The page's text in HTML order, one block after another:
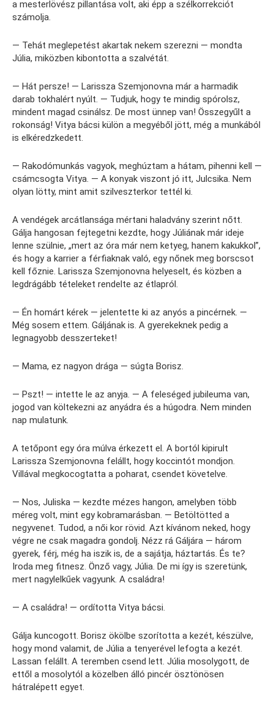
a mesterlövész pillantása volt, aki épp a szélkorrekciót
számolja.
— Tehát meglepetést akartak nekem szerezni — mondta
Júlia, miközben kibontotta a szalvétát.
— Hát persze! — Larissza Szemjonovna már a harmadik
darab tokhalért nyúlt. — Tudjuk, hogy te mindig spórolsz,
mindent magad csinálsz. De most ünnep van! Összegyűlt a
rokonság! Vitya bácsi külön a megyéből jött, még a munkából
is elkéredzkedett.
— Rakodómunkás vagyok, meghúztam a hátam, pihenni kell —
csámcsogta Vitya. — A konyak viszont jó itt, Julcsika. Nem
olyan lötty, mint amit szilveszterkor tettél ki.
A vendégek arcátlansága mértani haladvány szerint nőtt.
Gálja hangosan fejtegetni kezdte, hogy Júliának már ideje
lenne szülnie, „mert az óra már nem ketyeg, hanem kakukkol”,
és hogy a karrier a férfiaknak való, egy nőnek meg borscsot
kell főznie. Larissza Szemjonovna helyeselt, és közben a
legdrágább tételeket rendelte az étlapról.
— Én homárt kérek — jelentette ki az anyós a pincérnek. —
Még sosem ettem. Gáljának is. A gyerekeknek pedig a
legnagyobb desszerteket!
— Mama, ez nagyon drága — súgta Borisz.
— Pszt! — intette le az anyja. — A feleséged jubileuma van,
jogod van költekezni az anyádra és a húgodra. Nem minden
nap mulatunk.
A tetőpont egy óra múlva érkezett el. A bortól kipirult
Larissza Szemjonovna felállt, hogy koccintót mondjon.
Villával megkocogtatta a poharat, csendet követelve.
— Nos, Juliska — kezdte mézes hangon, amelyben több
méreg volt, mint egy kobramarásban. — Betöltötted a
negyvenet. Tudod, a női kor rövid. Azt kívánom neked, hogy
végre ne csak magadra gondolj. Nézz rá Gáljára — három
gyerek, férj, még ha iszik is, de a sajátja, háztartás. És te?
Iroda meg fitnesz. Önző vagy, Júlia. De mi így is szeretünk,
mert nagylelkűek vagyunk. A családra!
— A családra! — ordította Vitya bácsi.
Gálja kuncogott. Borisz ökölbe szorította a kezét, készülve,
hogy mond valamit, de Júlia a tenyerével lefogta a kezét.
Lassan felállt. A teremben csend lett. Júlia mosolygott, de
ettől a mosolytól a közelben álló pincér ösztönösen
hátralépett egyet.